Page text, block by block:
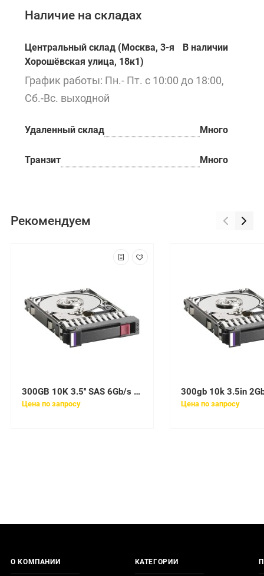
Наличие на складах
Центральный склад (Москва, 3-я
Хорошёвская улица, 18к1)
В наличии
График работы: Пн.- Пт. с 10:00 до 18:00,
Сб.-Вс. выходной
Удаленный склад Много
Транзит Много
Рекомендуем
300GB 10K 3.5'' SAS 6Gb/s для VNX HDD
Цена по запросу Цена по запросу
О КОМПАНИИ КАТЕГОРИИ